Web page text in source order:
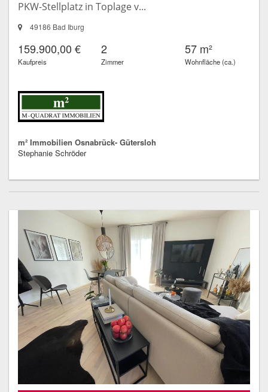
PKW-Stellplatz in Toplage v...
49186 Bad Iburg
159.900,00 €
Kaufpreis
2
Zimmer
57 m²
Wohnfläche (ca.)
m² Immobilien Osnabrück- Gütersloh
Stephanie Schröder